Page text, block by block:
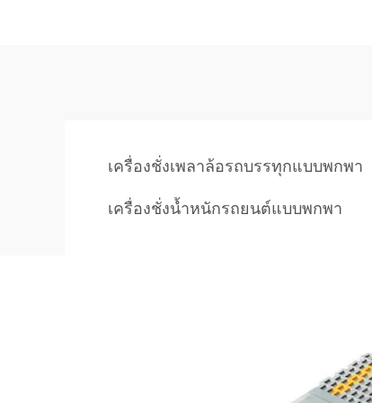
เครื่องชั่งเพลาล้อรถบรรทุกแบบพกพา
เครื่องชั่งน้ำหนักรถยนต์แบบพกพา